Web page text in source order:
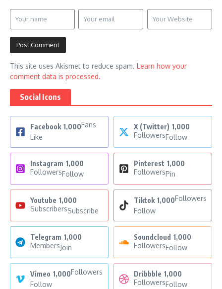
This site uses Akismet to reduce spam. Learn how your
comment data is processed.
Social Icons
Facebook 1,000Fans
Like
X (Twitter) 1,000
FollowersFollow
Instagram 1,000
FollowersFollow
Pinterest 1,000
FollowersPin
Youtube 1,000
SubscribersSubscribe
Tiktok 1,000Followers
Follow
Telegram 1,000
MembersJoin
Soundcloud 1,000
FollowersFollow
Vimeo 1,000Followers
Follow
Dribbble 1,000
FollowersFollow